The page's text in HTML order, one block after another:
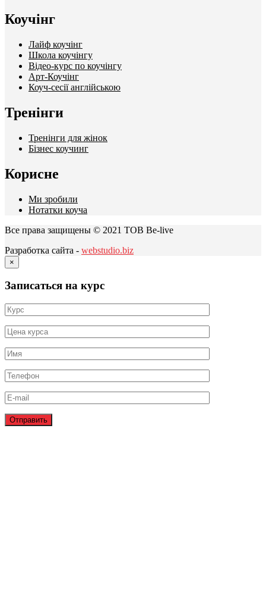
Коучінг
Лайф коучінг
Школа коучінгу
Відео-курс по коучінгу
Арт-Коучінг
Коуч-сесії англійською
Тренінги
Тренінги для жінок
Бізнес коучинг
Корисне
Ми зробили
Нотатки коуча
Все права защищены © 2021 ТОВ Be-live
Разработка сайта - webstudio.biz
×
Записаться на курс